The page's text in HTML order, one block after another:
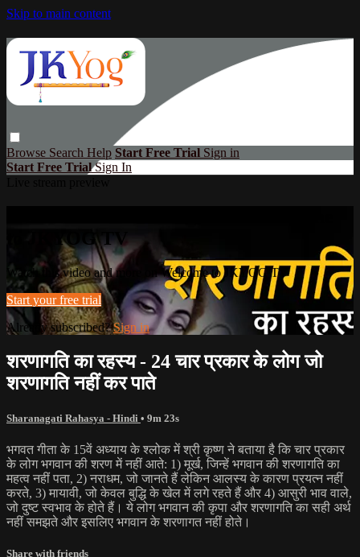
Skip to main content
Browse Search Help Start Free Trial Sign in
Start Free TrialSign In
to JKYOG TV
Watch this video and more on Welcome to JKYOG TV
Start your free trial
Already subscribed?Sign in
शरणागति का रहस्य - 24 चार प्रकार के लोग जो
शरणागति नहीं कर पाते
Sharanagati Rahasya - Hindi • 9m 23s
भगवत गीता के 15वें अध्याय के श्लोक में श्री कृष्ण ने बताया है कि चार प्रकार
के लोग भगवान की शरण में नहीं आते: 1) मूर्ख, जिन्हें भगवान की शरणागति का
महत्व नहीं पता, 2) नराधम, जो जानते हैं लेकिन आलस्य के कारण प्रयत्न नहीं
करते, 3) मायावी, जो केवल बुद्धि के खेल में लगे रहते हैं और 4) आसुरी भाव वाले,
जो दुष्ट स्वभाव के होते हैं। ये लोग भगवान की कृपा और शरणागति का सही अर्थ
नहीं समझते और इसलिए भगवान के शरणागत नहीं होते।
Share with friends